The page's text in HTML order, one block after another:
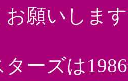
お願いしま
ーズは